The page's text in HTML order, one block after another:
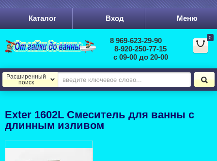
Каталог Вход Меню
8 969-623-29-90
8-920-250-77-15
с 09-00 до 20-00
Расширенный
поиск
0
Exter 1602L Смеситель для ванны с
длинным изливом